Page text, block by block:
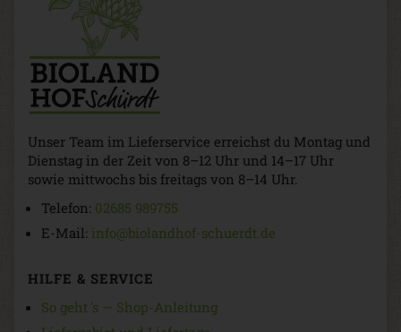
Unser Team im Lieferservice erreichst du Montag und
Dienstag in der Zeit von 8–12 Uhr und 14–17 Uhr
sowie mittwochs bis freitags von 8–14 Uhr.
Telefon: 02685 989755
E-Mail: info@biolandhof-schuerdt.de
HILFE & SERVICE
So geht 's — Shop-Anleitung